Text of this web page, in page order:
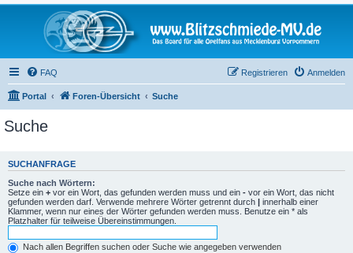
FAQ Anmelden
Registrieren
Portal Foren-Übersicht Suche
Suche
SUCHANFRAGE
Suche nach Wörtern:
Setze ein + vor ein Wort, das gefunden werden muss und ein - vor ein Wort, das nicht
gefunden werden darf. Verwende mehrere Wörter getrennt durch | innerhalb einer
Klammer, wenn nur eines der Wörter gefunden werden muss. Benutze ein * als
Platzhalter für teilweise Übereinstimmungen.
Nach allen Begriffen suchen oder Suche wie angegeben verwenden